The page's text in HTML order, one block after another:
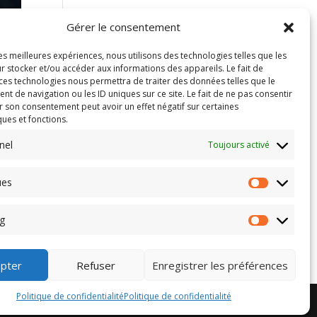
Gérer le consentement
meilleures expériences, nous utilisons des technologies telles que les
stocker et/ou accéder aux informations des appareils. Le fait de
technologies nous permettra de traiter des données telles que le
de navigation ou les ID uniques sur ce site. Le fait de ne pas consentir
son consentement peut avoir un effet négatif sur certaines
et fonctions.
Toujours activé
Refuser Enregistrer les préférences
Politique de confidentialitéPolitique de confidentialité
a